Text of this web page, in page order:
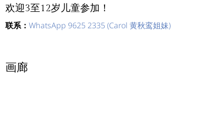
欢迎3至12岁儿童参加！
联系：WhatsApp 9625 2335 (Carol 黄秋鸾姐妹)
画廊